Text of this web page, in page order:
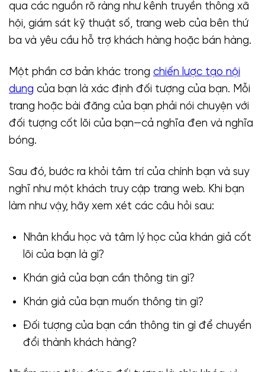
qua các nguồn rõ ràng như kênh truyền thông xã
hội, giám sát kỹ thuật số, trang web của bên thứ
ba và yêu cầu hỗ trợ khách hàng hoặc bán hàng.
Một phần cơ bản khác trong chiến lược tạo nội
dung của bạn là xác định đối tượng của bạn. Mỗi
trang hoặc bài đăng của bạn phải nói chuyện với
đối tượng cốt lõi của bạn—cả nghĩa đen và nghĩa
bóng.
Sau đó, bước ra khỏi tâm trí của chính bạn và suy
nghĩ như một khách truy cập trang web. Khi bạn
làm như vậy, hãy xem xét các câu hỏi sau:
Nhân khẩu học và tâm lý học của khán giả cốt
lõi của bạn là gì?
Khán giả của bạn cần thông tin gì?
Khán giả của bạn muốn thông tin gì?
Đối tượng của bạn cần thông tin gì để chuyển
đổi thành khách hàng?